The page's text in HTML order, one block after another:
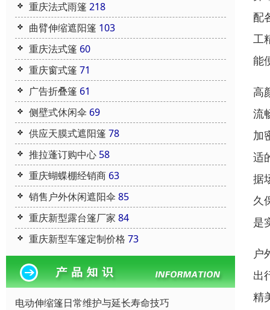
重庆法式雨篷 218
曲臂伸缩遮阳篷 103
重庆法式篷 60
重庆窗式篷 71
广告折叠篷 61
侧壁式休闲伞 69
供应天膜式遮阳篷 78
推拉蓬订购中心 58
重庆蝴蝶棚经销商 63
销售户外休闲遮阳伞 85
重庆新型露台篷厂家 84
重庆新型车篷定制价格 73
电动伸缩篷日常维护与延长寿命技巧
配
工
能
高
流
加
适
据
久
是
户
出
精